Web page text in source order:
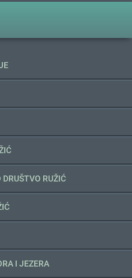
RUŽIĆ
I JEZERA